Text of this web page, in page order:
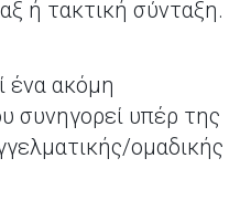
ή τακτική σύνταξη.
ένα ακόμη
συνηγορεί υπέρ της
ομαδικής